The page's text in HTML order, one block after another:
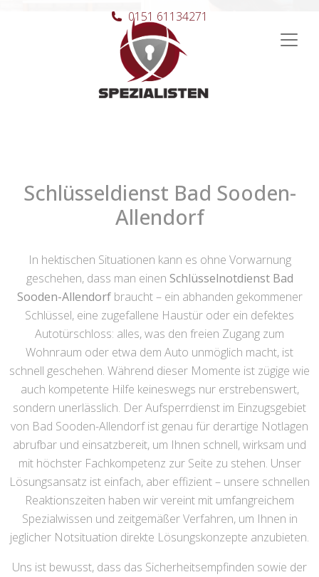
Hauptnavigation
0151 61134271
Schlüsseldienst Bad Sooden-
Allendorf
In hektischen Situationen kann es ohne Vorwarnung
geschehen, dass man einen Schlüsselnotdienst Bad
Sooden-Allendorfbraucht – ein abhanden gekommener
Schlüssel, eine zugefallene Haustür oder ein defektes
Autotürschloss: alles, was den freien Zugang zum
Wohnraum oder etwa dem Auto unmöglich macht, ist
schnell geschehen. Während dieser Momente ist zügige wie
auch kompetente Hilfe keineswegs nur erstrebenswert,
sondern unerlässlich. Der Aufsperrdienst im Einzugsgebiet
von Bad Sooden-Allendorf ist genau für derartige Notlagen
abrufbar und einsatzbereit, um Ihnen schnell, wirksam und
mit höchster Fachkompetenz zur Seite zu stehen. Unser
Lösungsansatz ist einfach, aber effizient – unsere schnellen
Reaktionszeiten haben wir vereint mit umfangreichem
Spezialwissen und zeitgemäßer Verfahren, um Ihnen in
jeglicher Notsituation direkte Lösungskonzepte anzubieten.
Uns ist bewusst, dass das Sicherheitsempfinden sowie der